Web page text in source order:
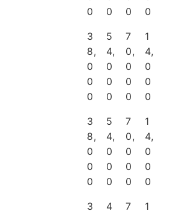
0
0
0
0
3
8,
0
0
0
5
4,
0
0
0
7
0,
0
0
0
1
4,
0
0
0
3
8,
0
0
0
5
4,
0
0
0
7
0,
0
0
0
1
4,
0
0
0
3
4
7
1